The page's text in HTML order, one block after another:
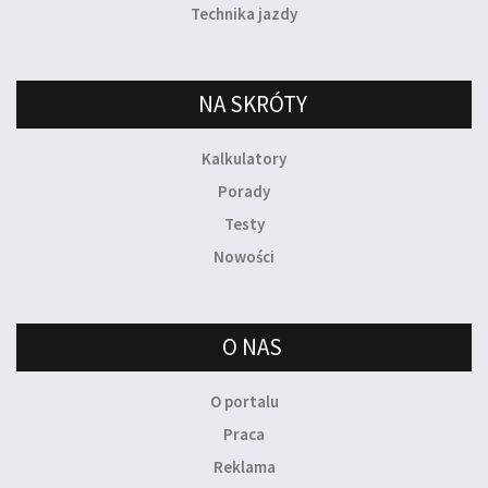
Technika jazdy
NA SKRÓTY
Kalkulatory
Porady
Testy
Nowości
O NAS
O portalu
Praca
Reklama